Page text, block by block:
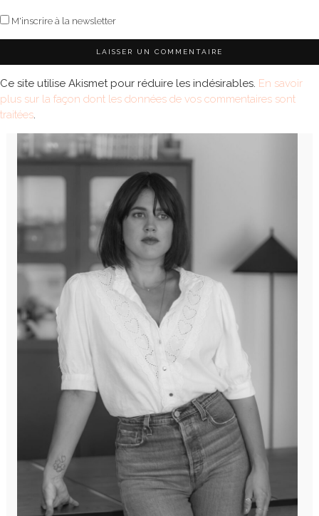
M'inscrire à la newsletter
Ce site utilise Akismet pour réduire les indésirables. En savoir
plus sur la façon dont les données de vos commentaires sont
traitées.